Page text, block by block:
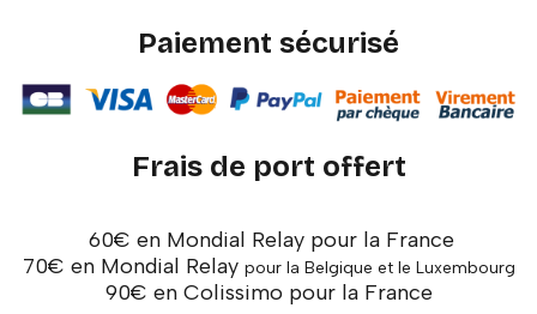
Paiement sécurisé
Frais de port offert
60€ en Mondial Relay pour la France
70€ en Mondial Relay pour la Belgique et le Luxembourg
90€ en Colissimo pour la France